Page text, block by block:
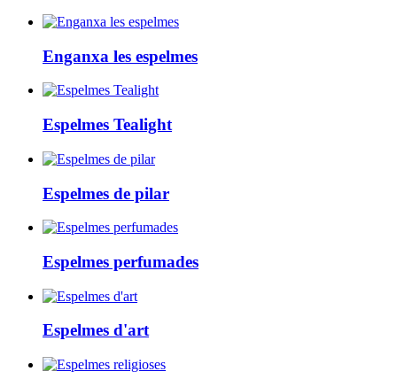
Enganxa les espelmes
Espelmes Tealight
Espelmes de pilar
Espelmes perfumades
Espelmes d'art